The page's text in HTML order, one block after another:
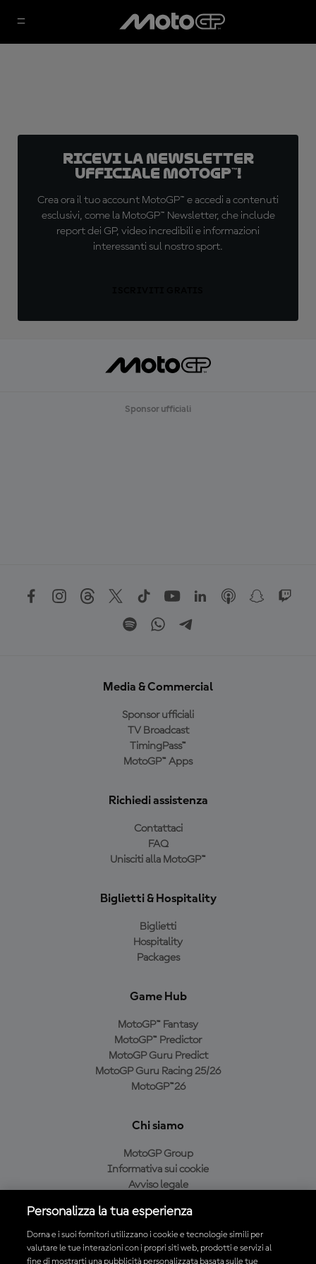
Ricevi la newsletter
ufficiale MotoGP™!
Crea ora il tuo account MotoGP™ e accedi a contenuti
esclusivi, come la MotoGP™ Newsletter, che include
report dei GP, video incredibili e informazioni
interessanti sul nostro sport.
Sponsor ufficiali
Media & Commercial
Sponsor ufficiali
TV Broadcast
TimingPass™
MotoGP™ Apps
Richiedi assistenza
Contattaci
FAQ
Unisciti alla MotoGP™
Biglietti & Hospitality
Biglietti
Hospitality
Packages
Game Hub
MotoGP™ Fantasy
MotoGP™ Predictor
MotoGP Guru Predict
MotoGP Guru Racing 25/26
MotoGP™26
Chi siamo
MotoGP Group
Informativa sui cookie
Avviso legale
Condizioni di acquisto
Personalizza la tua esperienza
Dorna e i suoi fornitori utilizzano i cookie e tecnologie simili per
valutare le tue interazioni con i propri siti web, prodotti e servizi al
fine di mostrarti una pubblicità personalizzata basata sulle tue